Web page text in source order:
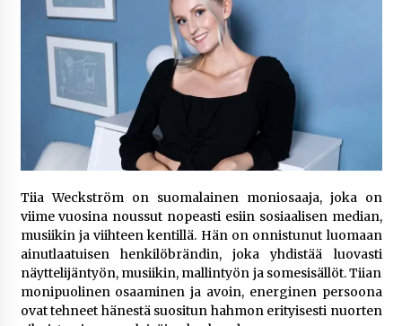
Näin pikakasinot nopeuttavat kotiutuksia
modernin maksuteknologian avulla
1 viikko sitten
Nina Rung – rikollisuuden tutkija ja väkivallan
ehkäisyn näkyvä ääni
2 viikkoa sitten
Pia Töyli – tapaus, joka jäi osaksi Suomen
3 viikkoa sitten
Online-kasinoiden mobiilipelialustojen kehitys
– asiantuntijalausunto
3 viikkoa sitten
Tiia Weckström on suomalainen moniosaaja, joka on
viime vuosina noussut nopeasti esiin sosiaalisen median,
musiikin ja viihteen kentillä. Hän on onnistunut luomaan
ainutlaatuisen henkilöbrändin, joka yhdistää luovasti
näyttelijäntyön, musiikin, mallintyön ja somesisällöt. Tiian
monipuolinen osaaminen ja avoin, energinen persoona
ovat tehneet hänestä suositun hahmon erityisesti nuorten